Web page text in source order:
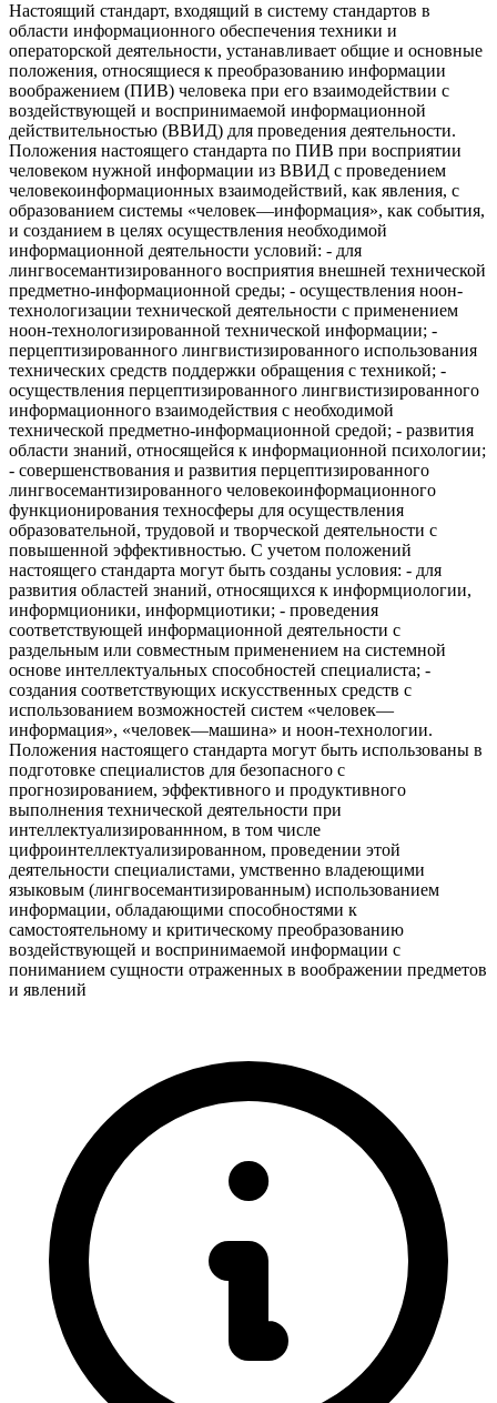
Настоящий стандарт, входящий в систему стандартов в
области информационного обеспечения техники и
операторской деятельности, устанавливает общие и основные
положения, относящиеся к преобразованию информации
воображением (ПИВ) человека при его взаимодействии с
воздействующей и воспринимаемой информационной
действительностью (ВВИД) для проведения деятельности.
Положения настоящего стандарта по ПИВ при восприятии
человеком нужной информации из ВВИД с проведением
человекоинформационных взаимодействий, как явления, с
образованием системы «человек—информация», как события,
и созданием в целях осуществления необходимой
информационной деятельности условий: - для
лингвосемантизированного восприятия внешней технической
предметно-информационной среды; - осуществления ноон-
технологизации технической деятельности с применением
ноон-технологизированной технической информации; -
перцептизированного лингвистизированного использования
технических средств поддержки обращения с техникой; -
осуществления перцептизированного лингвистизированного
информационного взаимодействия с необходимой
технической предметно-информационной средой; - развития
области знаний, относящейся к информационной психологии;
- совершенствования и развития перцептизированного
лингвосемантизированного человекоинформационного
функционирования техносферы для осуществления
образовательной, трудовой и творческой деятельности с
повышенной эффективностью. С учетом положений
настоящего стандарта могут быть созданы условия: - для
развития областей знаний, относящихся к информциологии,
информционики, информциотики; - проведения
соответствующей информационной деятельности с
раздельным или совместным применением на системной
основе интеллектуальных способностей специалиста; -
создания соответствующих искусственных средств с
использованием возможностей систем «человек—
информация», «человек—машина» и ноон-технологии.
Положения настоящего стандарта могут быть использованы в
подготовке специалистов для безопасного с
прогнозированием, эффективного и продуктивного
выполнения технической деятельности при
интеллектуализированнном, в том числе
цифроинтеллектуализированном, проведении этой
деятельности специалистами, умственно владеющими
языковым (лингвосемантизированным) использованием
информации, обладающими способностями к
самостоятельному и критическому преобразованию
воздействующей и воспринимаемой информации с
пониманием сущности отраженных в воображении предметов
и явлений